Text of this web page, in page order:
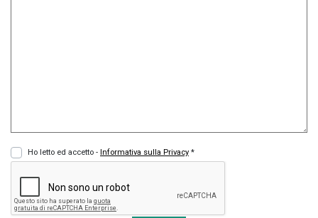
Ho letto ed accetto - Informativa sulla Privacy *